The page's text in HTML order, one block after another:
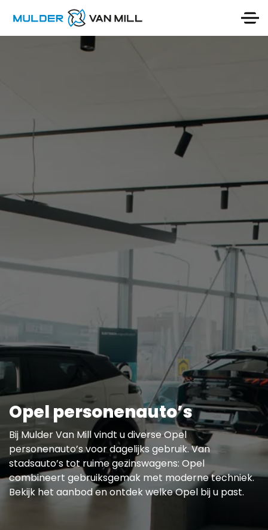
Opel personenauto’s
Bij Mulder Van Mill vindt u diverse Opel
personenauto’s voor dagelijks gebruik. Van
stadsauto’s tot ruime gezinswagens: Opel
combineert gebruiksgemak met moderne techniek.
Bekijk het aanbod en ontdek welke Opel bij u past.